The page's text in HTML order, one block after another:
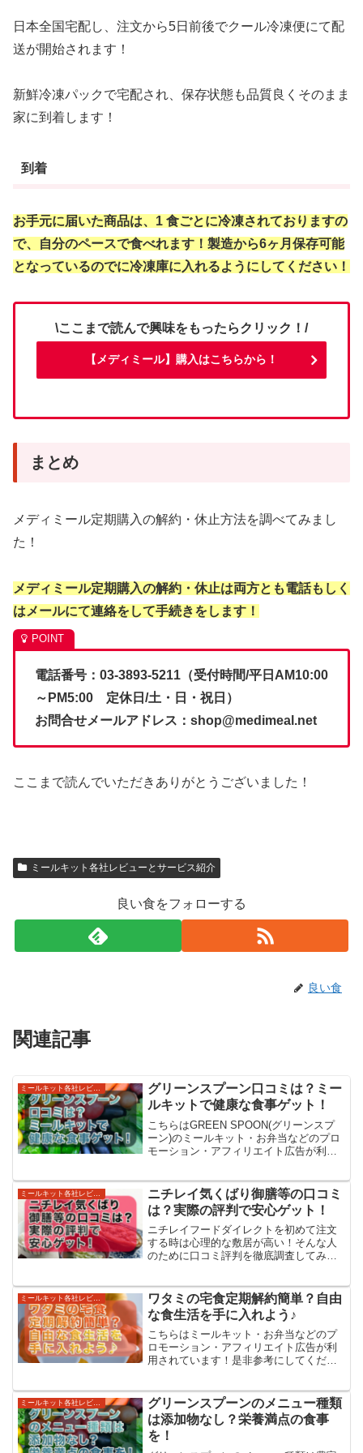
日本全国宅配し、注文から5日前後でクール冷凍便にて配
送が開始されます！
新鮮冷凍パックで宅配され、保存状態も品質良くそのまま
家に到着します！
到着
お手元に届いた商品は、1 食ごとに冷凍されておりますの
で、自分のペースで食べれます！製造から6ヶ月保存可能
となっているのでに冷凍庫に入れるようにしてください！
\ここまで読んで興味をもったらクリック！/
【メディミール】購入はこちらから！
まとめ
メディミール定期購入の解約・休止方法を調べてみまし
た！
メディミール定期購入の解約・休止は両方とも電話もしく
はメールにて連絡をして手続きをします！
電話番号：03-3893-5211（受付時間/平日AM10:00
～PM5:00 定休日/土・日・祝日）
お問合せメールアドレス：shop@medimeal.net
ここまで読んでいただきありがとうございました！
ミールキット各社レビューとサービス紹介
良い食をフォローする
良い食
関連記事
ミールキット各社レビューとサービス紹介
グリーンスプーン口コミは？ミー
ルキットで健康な食事ゲット！
こちらはGREEN SPOON(グリーンスプ
ーン)のミールキット・お弁当などのプロ
モーション・アフィリエイト広告が利用
ン）を定期プランや単品プランを注文し
ようか悩む...
ニチレイ気くばり御膳等の口コミ
は？実際の評判で安心ゲット！
ニチレイフードダイレクトを初めて注文
する時は心理的な敷居が高い！そんな人
のために口コミ評判を徹底調査してみま
ワタミの宅食定期解約簡単？自由
な食生活を手に入れよう♪
こちらはミールキット・お弁当などのプ
ロモーション・アフィリエイト広告が利
用されています！是非参考にしてくださ
ときはできるのかどうかで悩み人はいる
のではないでしょうか？便...
ミールキット各社レビューとサービス紹介
グリーンスプーンのメニュー種類
は添加物なし？栄養満点の食事
を！